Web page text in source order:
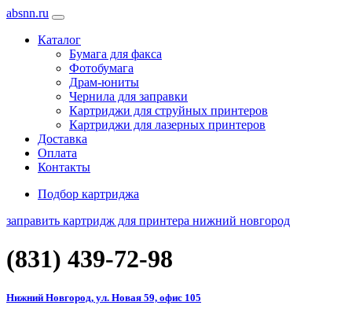
absnn.ru
Каталог
Бумага для факса
Фотобумага
Драм-юниты
Чернила для заправки
Картриджи для струйных принтеров
Картриджи для лазерных принтеров
Доставка
Оплата
Контакты
Подбор картриджа
заправить картридж для принтера нижний новгород
(831) 439-72-98
Нижний Новгород, ул. Новая 59, офис 105